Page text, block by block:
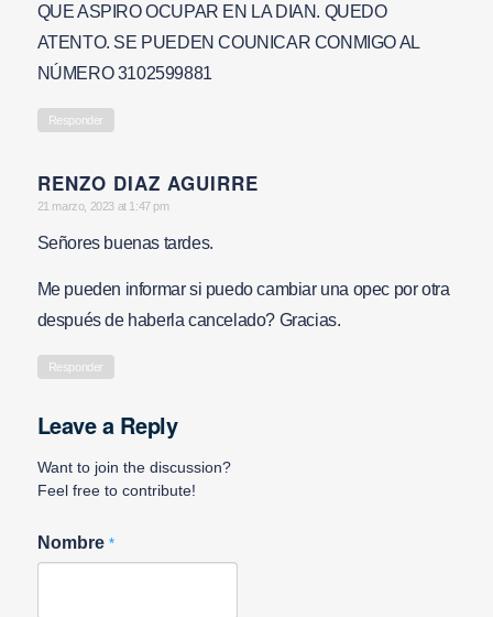
QUE ASPIRO OCUPAR EN LA DIAN. QUEDO
ATENTO. SE PUEDEN COUNICAR CONMIGO AL
NÚMERO 3102599881
Responder
RENZO DIAZ AGUIRRE
says:
21 marzo, 2023 at 1:47 pm
Señores buenas tardes.
Me pueden informar si puedo cambiar una opec por otra
después de haberla cancelado? Gracias.
Responder
Leave a Reply
Want to join the discussion?
Feel free to contribute!
Nombre *